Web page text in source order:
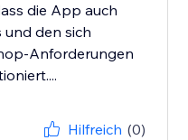
die App auch
den sich
Anforderungen
Hilfreich (0)